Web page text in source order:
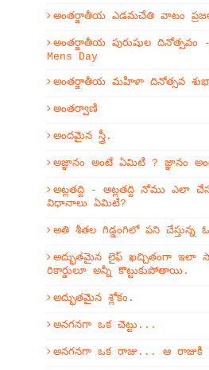
అంతర్జాతీయ ఎడమచేతి వాటం
అంతర్జాతీయ పురుషుల
Mens Day
అంతర్జాతీయ మహిళా దినోత్సవ
అంతర్వాణి
అందమైన స్త్రీ.
అజ్ఞానం అంటే ఏమిటి ? జ్ఞానం
అట్లతద్ది - అట్లతద్ది నోము ఎలా
విధానాలు ఏమిటి?
అతి శీతల గిడ్డంగిలో పని చేస్తున్న
అద్భుతమైన లైఫ్ ఖచ్చితంగా ఇలా
రికార్డులూ అన్నీ కొట్టుకుపోతాయి.
అద్భుతమైన శ్లోకం.
అనగనగా ఒక చెట్టు...
అనగనగా ఒక రాజు... ఆ రాజుకి